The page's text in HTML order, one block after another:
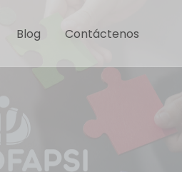
Blog Contáctenos